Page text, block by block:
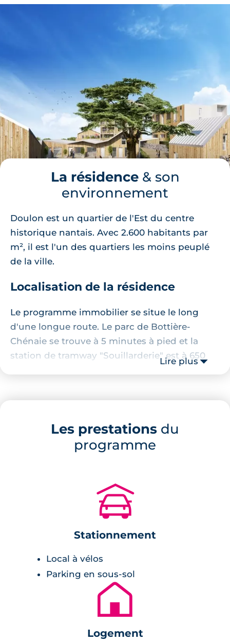
La résidence& son
environnement
Doulon est un quartier de l'Est du centre
historique nantais. Avec 2.600 habitants par
m², il est l'un des quartiers les moins peuplé
de la ville.
Localisation de la résidence
Le programme immobilier se situe le long
d'une longue route. Le parc de Bottière-
Chénaie se trouve à 5 minutes à pied et la
station de tramway "Souillarderie" est à 650
programme immobilier neuf à Doulon
compose de trois bâtiments contemporains
qui regroupe 41 appartements neufs de 2 à 4
Prestations du bien neuf
Pièce de vie :
carrelage,
cuisine équipée,
peinture lisse blanche,
Lire plus
Les prestations du
programme
🚗
Stationnement
Local à vélos
Parking en sous-sol
🏚
Logement